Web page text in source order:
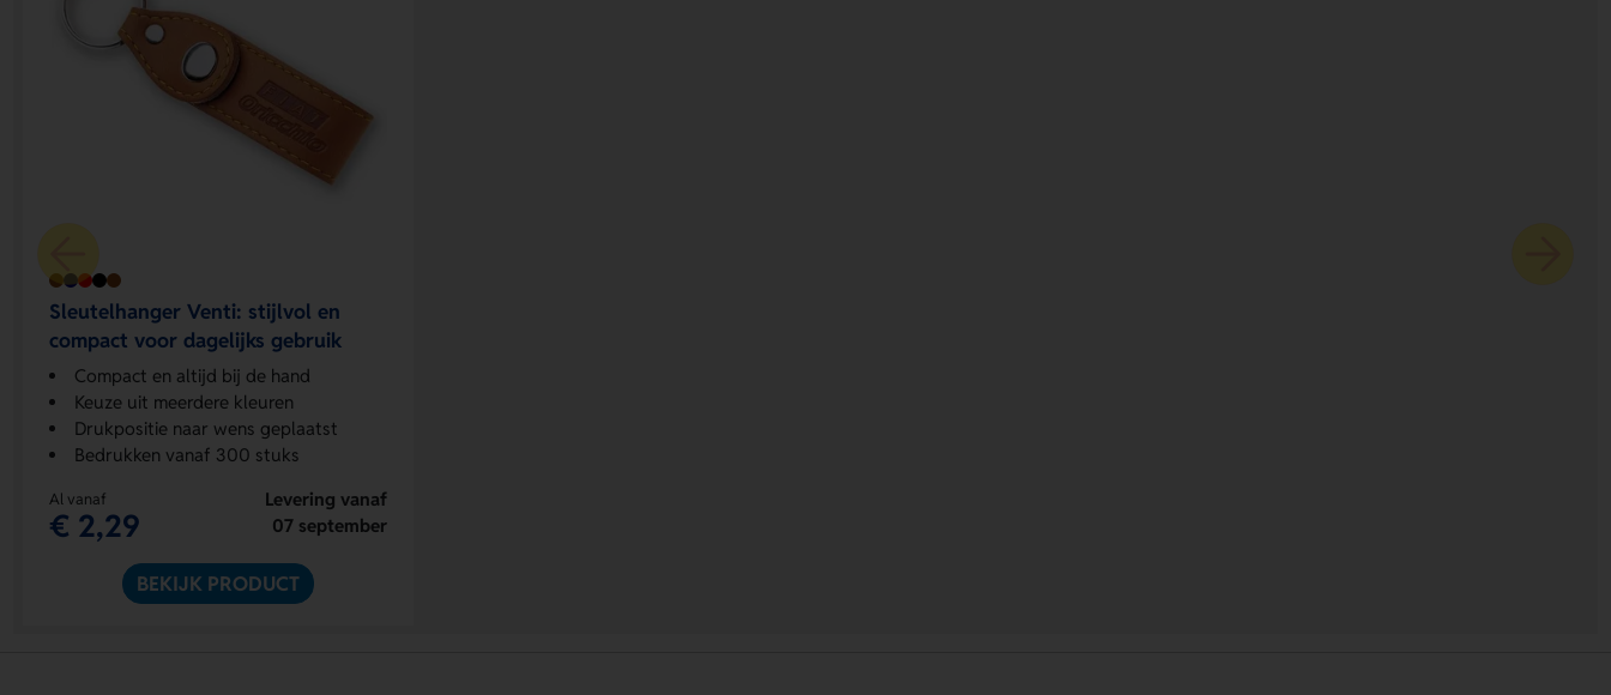
Sleutelhanger Venti: stijlvol en
compact voor dagelijks gebruik
Compact en altijd bij de hand
Keuze uit meerdere kleuren
Drukpositie naar wens geplaatst
Bedrukken vanaf 300 stuks
Al vanaf
€ 2,29
Levering vanaf
07 september
BEKIJK PRODUCT